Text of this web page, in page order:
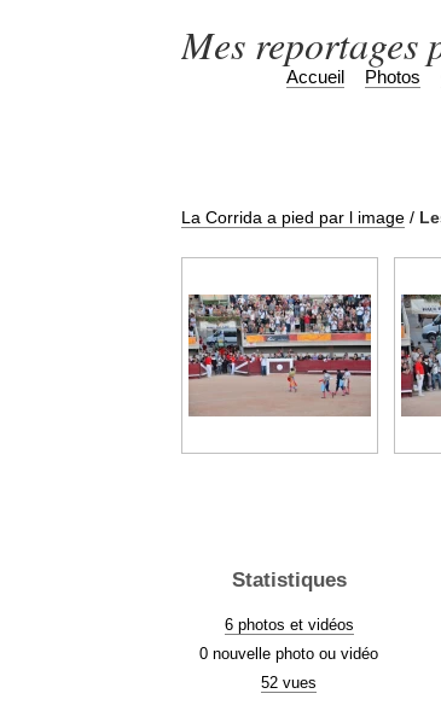
Mes reportages
La Corrida a pied par l image /
Statistiques
6 photos et vidéos
0 nouvelle photo ou vidéo
52 vues
Accueil Photos